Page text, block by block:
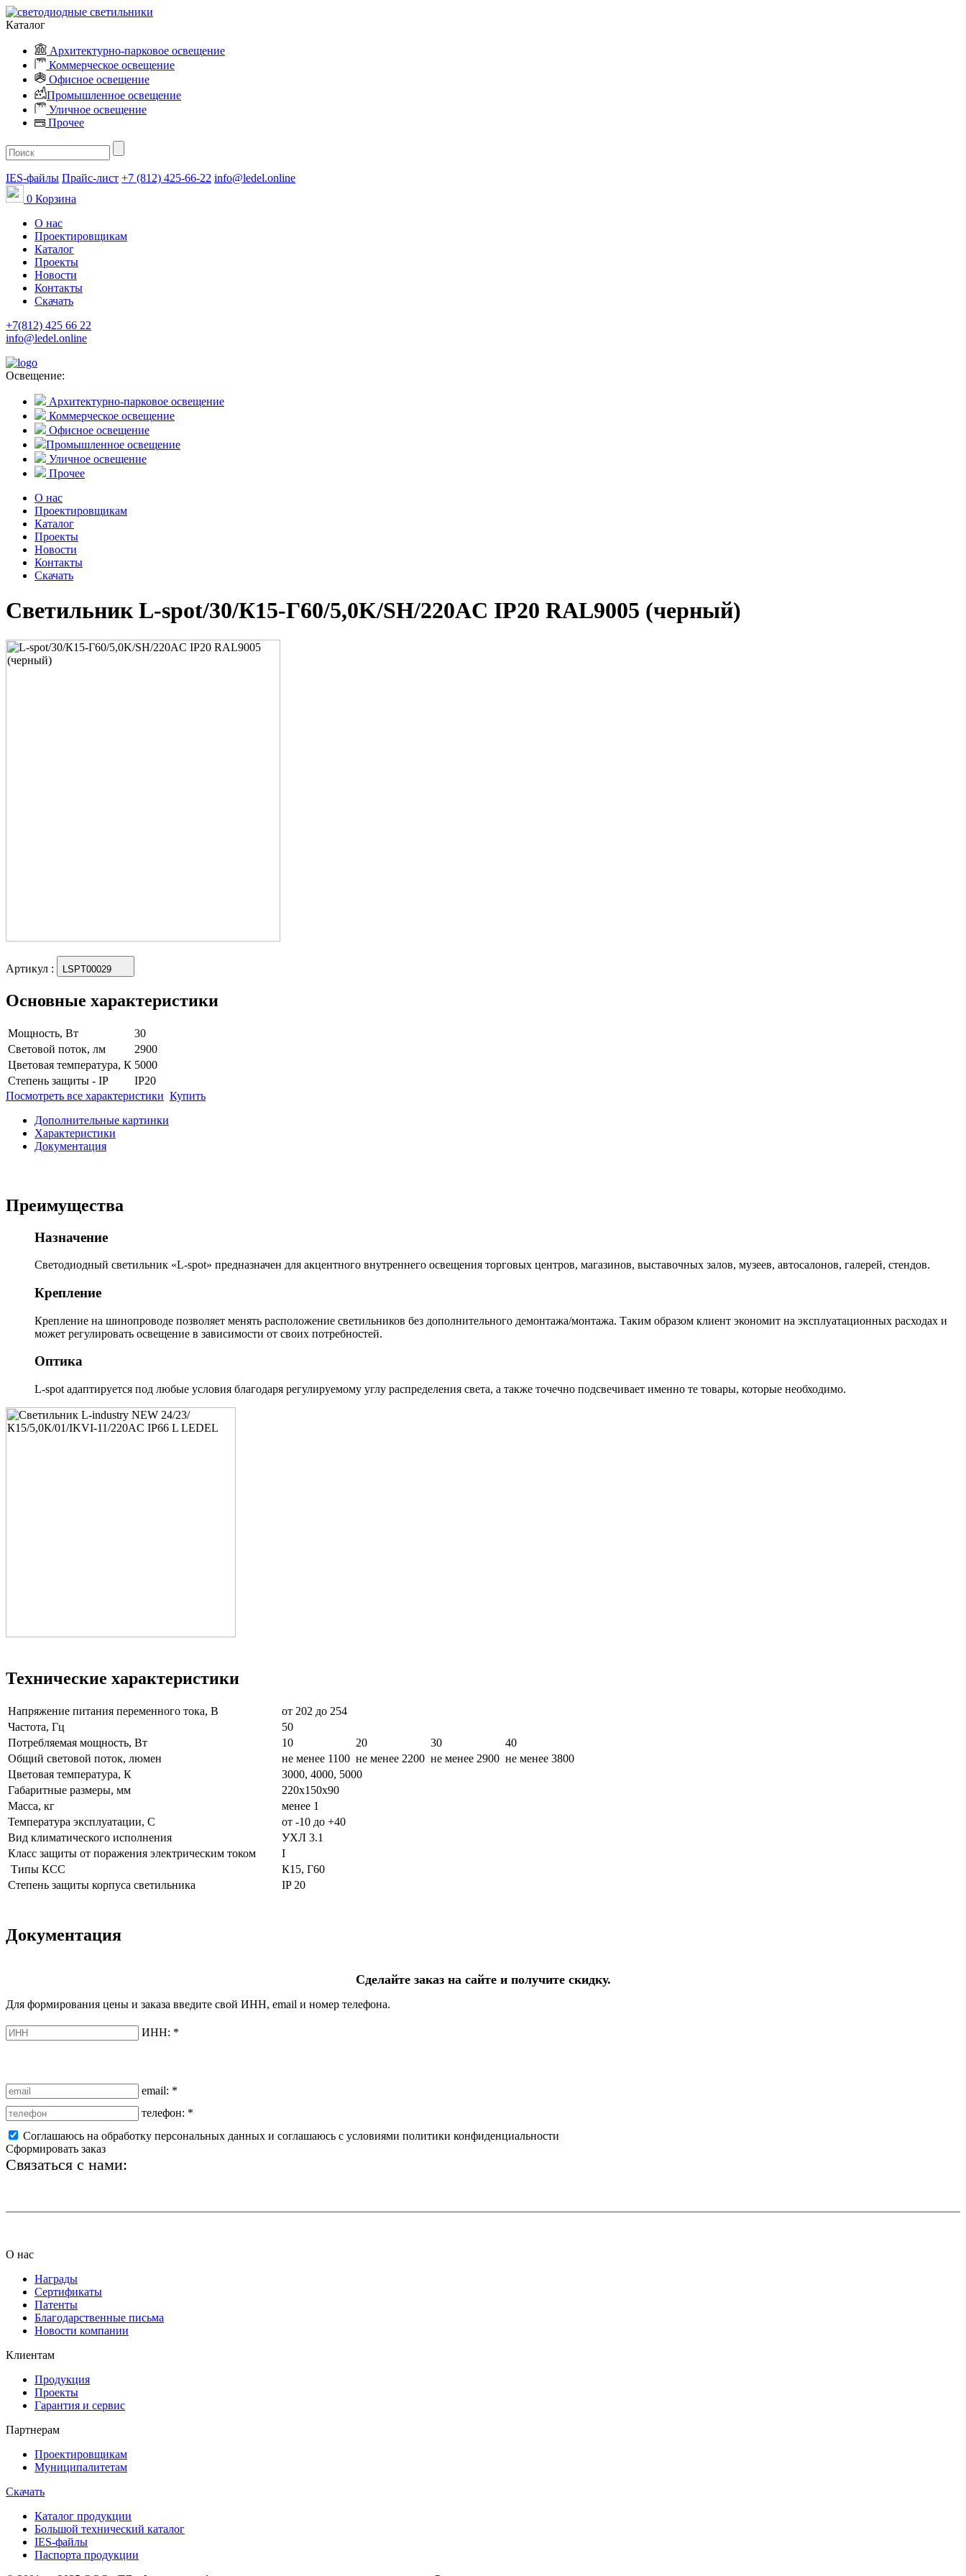
Каталог
Архитектурно-парковое освещение
Коммерческое освещение
Офисное освещение
Промышленное освещение
Уличное освещение
Прочее
IES-файлы Прайс-лист +7 (812) 425-66-22 info@ledel.online
0 Корзина
О нас
Проектировщикам
Каталог
Проекты
Новости
Контакты
Скачать
+7(812) 425 66 22
info@ledel.online
Освещение:
Архитектурно-парковое освещение
Коммерческое освещение
Офисное освещение
Промышленное освещение
Уличное освещение
Прочее
О нас
Проектировщикам
Каталог
Проекты
Новости
Контакты
Скачать
Светильник L-spot/30/К15-Г60/5,0K/SH/220AC IP20 RAL9005 (черный)
Артикул : LSPT00029
Основные характеристики
Мощность, Вт
30
Световой поток, лм
2900
Цветовая температура, К 5000
Степень защиты - IP
IP20
Посмотреть все характеристики Купить
Дополнительные картинки
Характеристики
Документация
Преимущества
Назначение
Светодиодный светильник «L-spot» предназначен для акцентного внутреннего освещения торговых центров, магазинов, выставочных залов, музеев, автосалонов, галерей, стендов.
Крепление
Крепление на шинопроводе позволяет менять расположение светильников без дополнительного демонтажа/монтажа. Таким образом клиент экономит на эксплуатационных расходах и
может регулировать освещение в зависимости от своих потребностей.
Оптика
L-spot адаптируется под любые условия благодаря регулируемому углу распределения света, а также точечно подсвечивает именно те товары, которые необходимо.
Технические характеристики
Напряжение питания переменного тока, В
от 202 до 254
Частота, Гц
50
Потребляемая мощность, Вт
10 20 30
40
Общий световой поток, люмен
не менее 1100 не менее 2200 не менее 2900 не менее 3800
Цветовая температура, К
3000, 4000, 5000
Габаритные размеры, мм
220х150х90
Масса, кг
менее 1
Температура эксплуатации, С
от -10 до +40
Вид климатического исполнения
УХЛ 3.1
Класс защиты от поражения электрическим током
I
Типы КСС
К15, Г60
Степень защиты корпуса светильника
IP 20
Документация
Сделайте заказ на сайте и получите скидку.
Для формирования цены и заказа введите свой ИНН, email и номер телефона.
ИНН: *
email: *
телефон: *
Соглашаюсь на обработку персональных данных и соглашаюсь с условиями политики конфиденциальности
Сформировать заказ
Связаться с нами:
О нас
Награды
Сертификаты
Патенты
Благодарственные письма
Новости компании
Клиентам
Продукция
Проекты
Гарантия и сервис
Партнерам
Проектировщикам
Муниципалитетам
Скачать
Каталог продукции
Большой технический каталог
IES-файлы
Паспорта продукции